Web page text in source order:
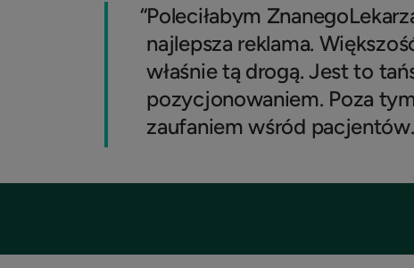
“Poleciłabym
najlepsza reklama.
właśnie tą drogą. Jest to
pozycjonowaniem. Poza
zaufaniem wśród